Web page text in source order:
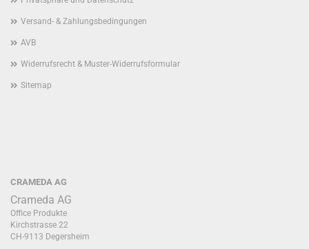
Versand- & Zahlungsbedingungen
AVB
Widerrufsrecht & Muster-Widerrufsformular
Sitemap
CRAMEDA AG
Crameda AG
Office Produkte
Kirchstrasse 22
CH-9113 Degersheim